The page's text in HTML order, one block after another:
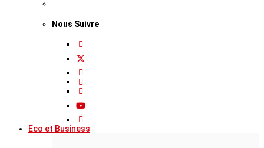
Nous Suivre
Eco et Business